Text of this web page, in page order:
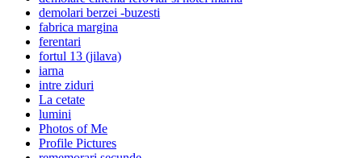
demolari berzei -buzesti
fabrica margina
ferentari
fortul 13 (jilava)
iarna
intre ziduri
La cetate
lumini
Photos of Me
Profile Pictures